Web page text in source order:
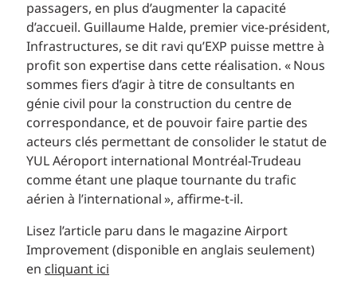
passagers, en plus d’augmenter la capacité
d’accueil. Guillaume Halde, premier vice-président,
Infrastructures, se dit ravi qu’EXP puisse mettre à
profit son expertise dans cette réalisation. « Nous
sommes fiers d’agir à titre de consultants en
génie civil pour la construction du centre de
correspondance, et de pouvoir faire partie des
acteurs clés permettant de consolider le statut de
YUL Aéroport international Montréal-Trudeau
comme étant une plaque tournante du trafic
aérien à l’international », affirme-t-il.
Lisez l’article paru dans le magazine Airport
Improvement (disponible en anglais seulement)
en cliquant ici